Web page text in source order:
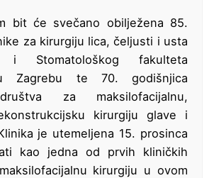
bit će svečano obilježena 85.
za kirurgiju lica, čeljusti i usta
i Stomatološkog fakulteta
Zagrebu te 70. godišnjica
za maksilofacijalnu,
kirurgiju glave i
je utemeljena 15. prosinca
kao jedna od prvih kliničkih
kirurgiju u ovom